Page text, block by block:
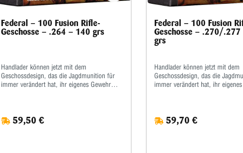
Federal – 100 Fusion Rifle-
Geschosse – .264 – 140 grs
Handlader können jetzt mit dem
Geschossdesign, das die Jagdmunition für
immer verändert hat, ihr eigenes Gewehr
molekular verschmolzenen Hülle und einem
druckgeformten Kern überträgt Fusion
59,50 €
Federal – 100 Fusion
Geschosse – .270/
grs
Handlader können jetzt mit dem
Geschossdesign, das die
immer verändert hat, ihr
molekular verschmolzenen Hülle
druckgeformten Kern überträgt
59,70 €